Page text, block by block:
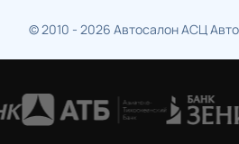
© 2010 - 2026 Автосалон АСЦ